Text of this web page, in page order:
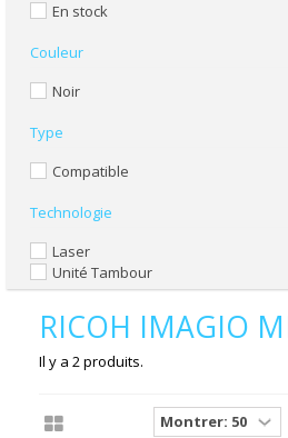
En stock
Couleur
Noir
Type
Compatible
Technologie
Laser
Unité Tambour
RICOH IMAGIO
Il y a 2 produits.